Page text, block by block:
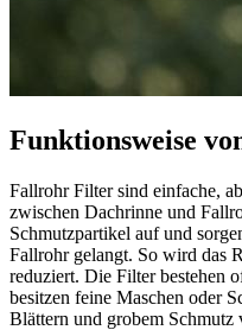
Funktionsweise
Fallrohr Filter sind einfache,
zwischen Dachrinne und
Schmutzpartikel auf und
Fallrohr gelangt. So wird das
reduziert. Die Filter bestehen
besitzen feine Maschen oder
Blättern und grobem Schmutz